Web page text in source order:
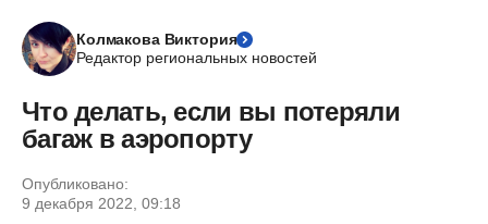
Колмакова Виктория
Редактор региональных новостей
Что делать, если вы потеряли
багаж в аэропорту
Опубликовано:
9 декабря 2022, 09:18